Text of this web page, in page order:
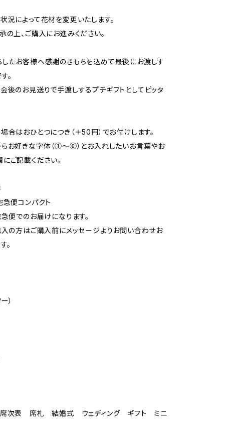
況によって花材を変更いたします。
の上、ご購入にお進みください。
たお客様へ感謝のきもちを込めて最後にお渡しす
。
後のお見送りで手渡しするプチギフトとしてピッタ
合はおひとつにつき（＋50円）でお付けします。
お好きな字体（①～⑥）とお入れしたいお言葉やお
ご記載ください。
便コンパクト
便でのお届けになります。
の方はご購入前にメッセージよりお問い合わせお
。
）
次表 席札 結婚式 ウェディング ギフト ミニ